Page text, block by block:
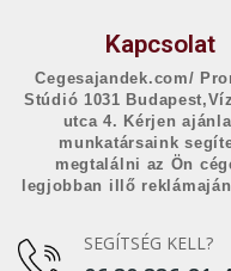
Kapcsolat
Cegesajandek.com/
Stúdió 1031
utca 4. Kérjen
munkatársaink
megtalálni az Ön
legjobban illő
SEGÍTSÉG KELL?